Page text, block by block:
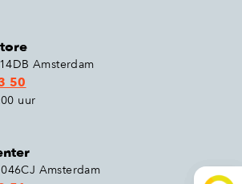
Amsterdam
50
uur
Amsterdam